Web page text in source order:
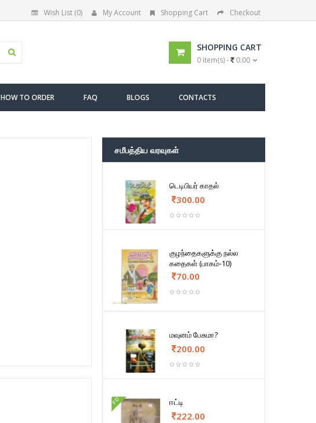
Wish List (0) My Account Shopping Cart Checkout
SHOPPING CART
0 item(s) - 0.00
HOW TO ORDER FAQ BLOGS CONTACTS
சமீபத்திய வரவுகள்
டெடிபியர் காதல்
300.00
குழந்தைகளுக்கு நல்ல
கதைகள் (பாகம்-10)
70.00
மவுனம் பேசுமா?
200.00
FD ஈட்டி
222.00